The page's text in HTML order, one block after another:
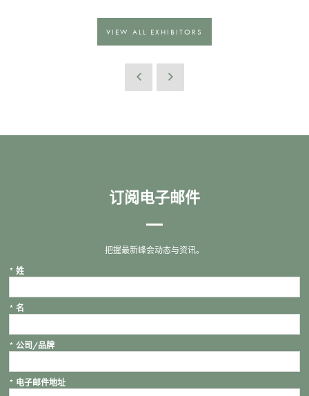
VIEW ALL EXHIBITORS
订阅电子邮件
把握最新峰会动态与资讯。
* 姓
* 名
* 公司/品牌
* 电子邮件地址